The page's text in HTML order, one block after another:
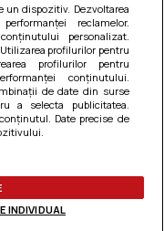
preferințele
un dispozitiv. Dezvoltarea
reclamelor.
personalizat.
profilurilor pentru
profilurilor pentru
conținutului.
de date din surse
a selecta publicitatea.
Date precise de
INDIVIDUAL